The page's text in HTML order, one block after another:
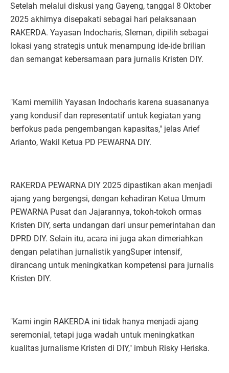
Setelah melalui diskusi yang Gayeng, tanggal 8 Oktober
2025 akhirnya disepakati sebagai hari pelaksanaan
RAKERDA. Yayasan Indocharis, Sleman, dipilih sebagai
lokasi yang strategis untuk menampung ide-ide brilian
dan semangat kebersamaan para jurnalis Kristen DIY.
"Kami memilih Yayasan Indocharis karena suasananya
yang kondusif dan representatif untuk kegiatan yang
berfokus pada pengembangan kapasitas," jelas Arief
Arianto, Wakil Ketua PD PEWARNA DIY.
RAKERDA PEWARNA DIY 2025 dipastikan akan menjadi
ajang yang bergengsi, dengan kehadiran Ketua Umum
PEWARNA Pusat dan Jajarannya, tokoh-tokoh ormas
Kristen DIY, serta undangan dari unsur pemerintahan dan
DPRD DIY. Selain itu, acara ini juga akan dimeriahkan
dengan pelatihan jurnalistik yangSuper intensif,
dirancang untuk meningkatkan kompetensi para jurnalis
Kristen DIY.
"Kami ingin RAKERDA ini tidak hanya menjadi ajang
seremonial, tetapi juga wadah untuk meningkatkan
kualitas jurnalisme Kristen di DIY," imbuh Risky Heriska.